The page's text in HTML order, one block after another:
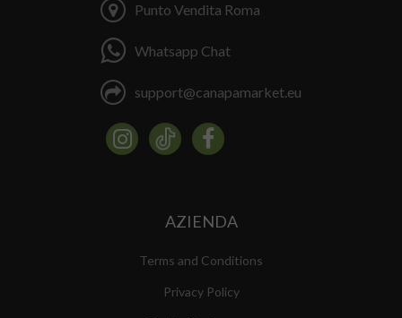
Punto Vendita Roma
Whatsapp Chat
support@canapamarket.eu
AZIENDA
Terms and Conditions
Privacy Policy